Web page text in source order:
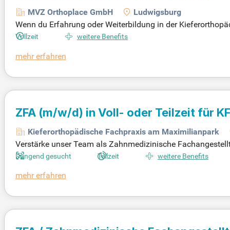
MVZ Orthoplace GmbH
Ludwigsburg
Wenn du Erfahrung oder Weiterbildung in der
-Druck sind von Vorteil. Bei uns ist Empathie und klare
nde uns deine Unterlagen oder kontaktiere uns für ein
Vollzeit weitere Benefits
mehr erfahren
ZFA (m/w/d) in Voll- oder Teilzeit für
Kieferorthopädische Fachpraxis am Maximilianpark
Verstärke unser Team als Zahnmedizinische
nachmittags. Deine Aufgaben umfassen die Assistenz bei
n Vergütung nach Tarif, einer 4-Tage-Woche und
Dringend gesucht Teilzeit weitere Benefits
mehr erfahren